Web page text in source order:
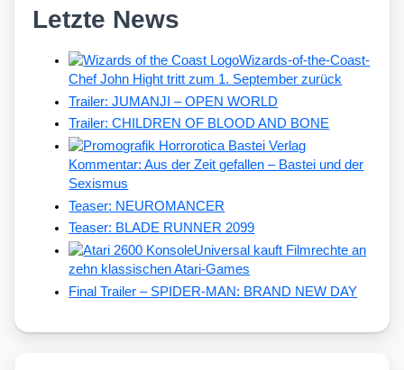
Letzte News
Wizards-of-the-Coast-
Chef John Hight tritt zum 1. September zurück
Trailer: JUMANJI – OPEN WORLD
Trailer: CHILDREN OF BLOOD AND BONE
Kommentar: Aus der Zeit gefallen – Bastei und der
Sexismus
Teaser: NEUROMANCER
Teaser: BLADE RUNNER 2099
Universal kauft Filmrechte an
zehn klassischen Atari-Games
Final Trailer – SPIDER-MAN: BRAND NEW DAY